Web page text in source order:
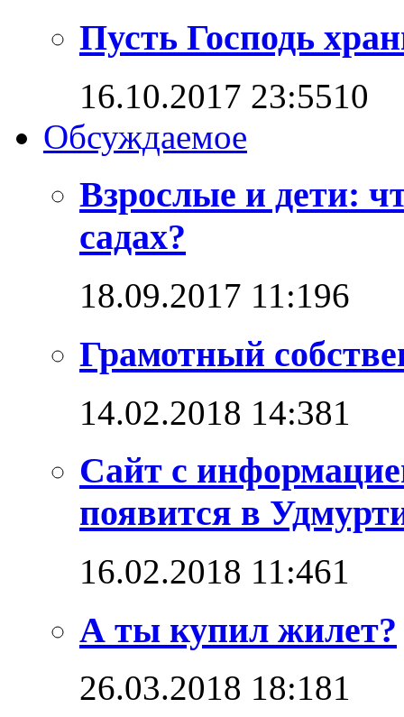
Пусть Господь
16.10.2017 23:5510
Обсуждаемое
Взрослые и дети:
садах?
18.09.2017 11:196
Грамотный
14.02.2018 14:381
Сайт с
появится в
16.02.2018 11:461
А ты купил жилет?
26.03.2018 18:181